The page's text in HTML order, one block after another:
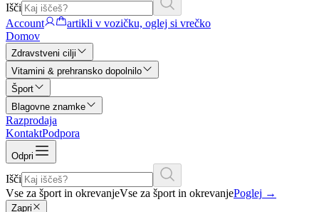
Išči
Account
artikli v vozičku, oglej si vrečko
Domov
Zdravstveni cilji
Vitamini & prehransko dopolnilo
Šport
Blagovne znamke
Razprodaja
KontaktPodpora
Odpri
Išči
Vse za šport in okrevanjeVse za šport in okrevanjePoglej →
Zapri